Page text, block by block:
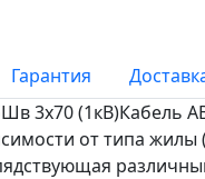
Гарантия
3х70 (1кВ)Кабель
от типа